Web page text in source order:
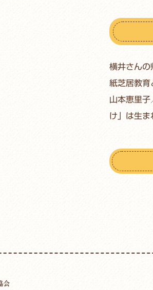
横井さんの
紙芝居教育
山本恵里
け」は生